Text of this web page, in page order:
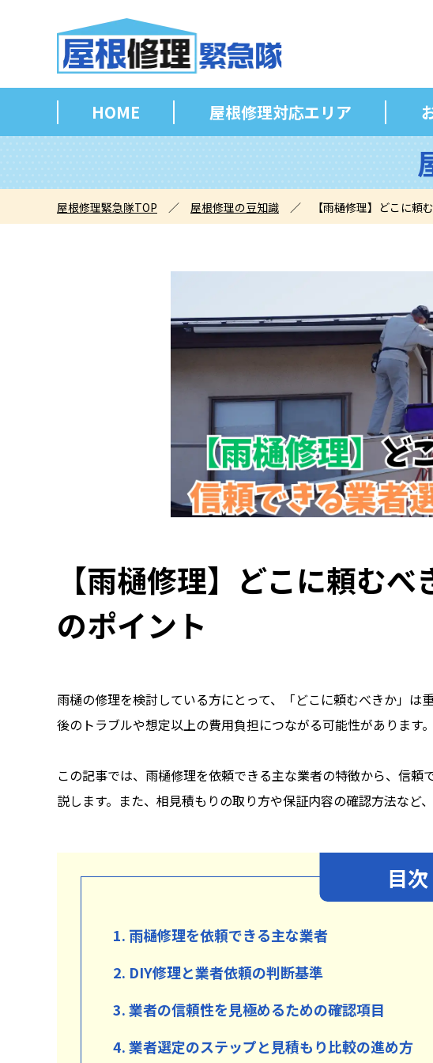
HOME 屋根修理対応エリア
屋根修理緊急隊TOP ／ 屋根修理の豆知識 ／ 【雨樋修理】どこに頼
【雨樋修理】どこに頼む
のポイント
雨樋の修理を検討している方にとって、「どこに頼むべきか」は
後のトラブルや想定以上の費用負担につながる可能性があります。
この記事では、雨樋修理を依頼できる主な業者の特徴から、信
説します。また、相見積もりの取り方や保証内容の確認方法など
目次
1. 雨樋修理を依頼できる主な業者
2. DIY修理と業者依頼の判断基準
3. 業者の信頼性を見極めるための確認項目
4. 業者選定のステップと見積もり比較の進め方